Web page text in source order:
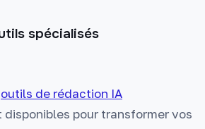
spécialisés
outils de rédaction IA
disponibles pour transformer vos